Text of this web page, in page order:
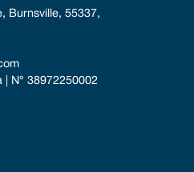
Burnsville, 55337,
| N° 38972250002